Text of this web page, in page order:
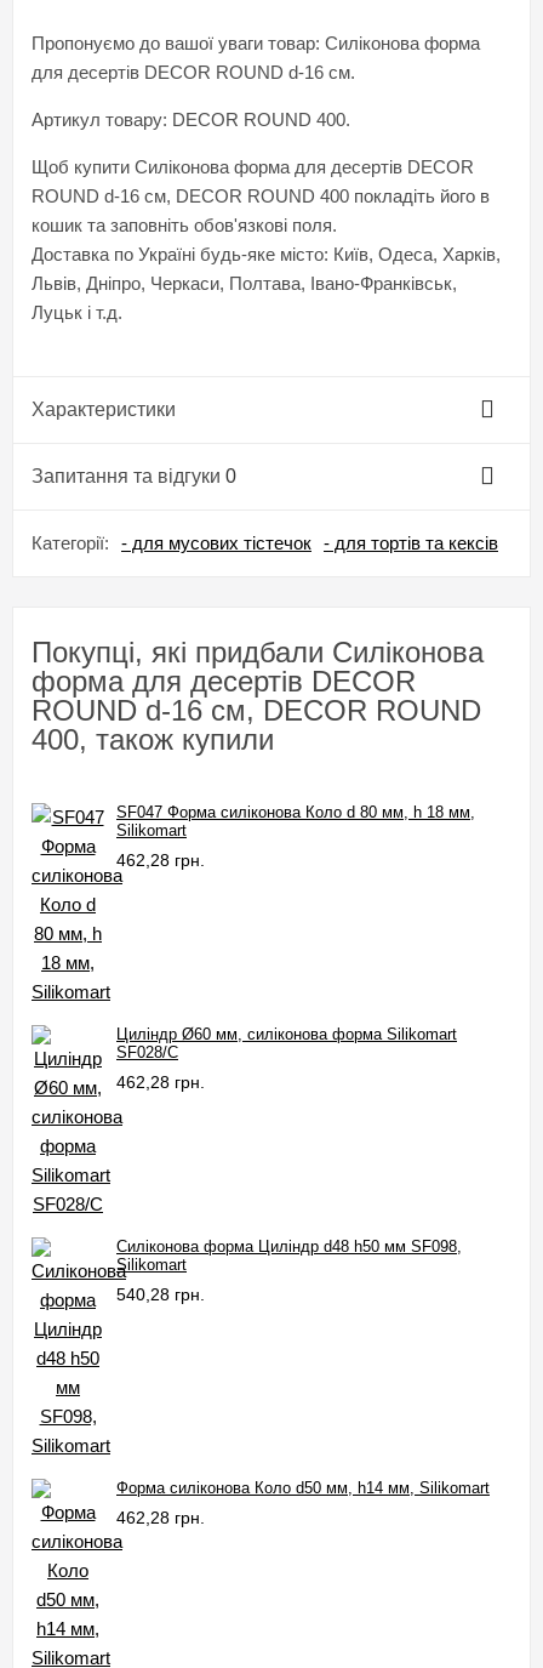
Пропонуємо до вашої уваги товар: Силіконова форма
для десертів DECOR ROUND d-16 см.
Артикул товару: DECOR ROUND 400.
Щоб купити Силіконова форма для десертів DECOR
ROUND d-16 см, DECOR ROUND 400 покладіть його в
кошик та заповніть обов'язкові поля.
Доставка по Україні будь-яке місто: Київ, Одеса, Харків,
Львів, Дніпро, Черкаси, Полтава, Івано-Франківськ,
Луцьк і т.д.
Характеристики
Запитання та відгуки 0
Категорії: - для мусових тістечок - для тортів та кексів
Покупці, які придбали Силіконова
форма для десертів DECOR
ROUND d-16 см, DECOR ROUND
400, також купили
SF047 Форма силіконова Коло d 80 мм, h 18 мм,
Silikomart
462,28 грн.
Циліндр Ø60 мм, силіконова форма Silikomart
SF028/C
462,28 грн.
Силіконова форма Циліндр d48 h50 мм SF098,
Silikomart
540,28 грн.
Форма силіконова Коло d50 мм, h14 мм, Silikomart
462,28 грн.